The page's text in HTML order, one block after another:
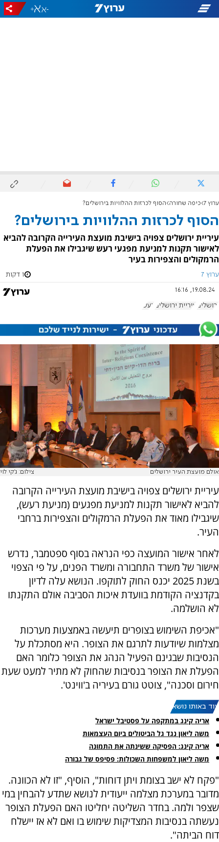
-
+
ערוץ 7 כיפה שחורה הסוף לכרזות ההלוויות בירושלים?
הסוף לכרזות ההלוויות בירושלים?
עיריית ירושלים צפויה בישיבת מועצת העירייה הקרובה להביא
לאישור תקנות למניעת מפגעי רעש שיגבילו את הפעלת
הרמקולים והצפירות בעיר
ערוץ 7 1 דקות
19.08.24, 16:16
ירושלים עיריית ירושלים רעש
אולם מועצת העיר ירושלים צילום: ג'קי לוי
עיריית ירושלים צפויה בישיבת מועצת העירייה הקרובה
להביא לאישור תקנות למניעת מפגעים (מניעת רעש),
שיגבילו מאוד את הפעלת הרמקולים והצפירות ברחבי
העיר.
לאחר אישור המועצה כפי הנראה בסוף ספטמבר, נדרש
אישור של משרד התחבורה ומשרד הפנים, על פי הצפוי
בשנת 2025 יכנס החוק לתוקפו. הנושא עלה לדיון
בקדנציה הקודמת בוועדת איכות הסביבה אולם התקנתו
לא הושלמה.
"אכיפת השימוש בצופרים תיעשה באמצעות מערכות
מצלמות שיודעות לתרגם את הצופר. היא מסתכלת על
הנסיבות שבגינם הפעיל הנהג את הצופר כלומר האם
הפעלת את הצופר בנסיבות שהחוק לא מתיר למעט שעת
חירום וסכנה", צוטט גורם בעיריה ב'ווינט'.
עוד באותו נושא:
אריה קינג במתקפה על פסטיבל ישראל
משה ליאון נגד גל הביטולים ביום העצמאות
אריה קינג: הפסיקה ששינתה את התמונה
משה ליאון למשפחות השכולות: פסיפס של גבורה
"פקח לא ישב בצומת ויתן דוחות", הוסיף, "זו לא הכוונה.
מדובר במערכת מצלמה ייעודית לנושא שתדע להבחין במי
שצפר ולמה. בחדר השליטה יחליטו האם הפעלת הצופר
נעשתה בנסיבות המצדיקות שימוש בו ואם לא אז יישלח
דוח הביתה".